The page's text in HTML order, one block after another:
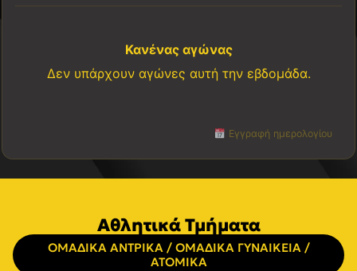
Κανένας αγώνας
Δεν υπάρχουν αγώνες αυτή την εβδομάδα.
Εγγραφή ημερολογίου
Αθλητικά Τμήματα
ΟΜΑΔΙΚΑ ΑΝΤΡΙΚΑ / ΟΜΑΔΙΚΑ ΓΥΝΑΙΚΕΙΑ /
ΑΤΟΜΙΚΑ